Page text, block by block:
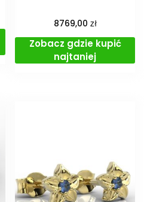
8769,00 zł
Zobacz gdzie kupić
najtaniej